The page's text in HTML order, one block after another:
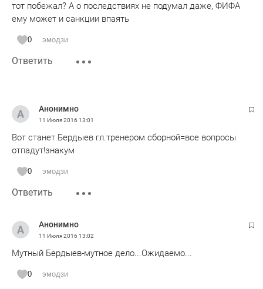
тот побежал? А о последствиях не подумал даже, ФИФА
ему может и санкции впаять
0 эмодзи
Ответить
Анонимно
11 Июля 2016 13:01
Вот станет Бердыев гл.тренером сборной=все вопросы
отпадут!знакум
0 эмодзи
Ответить
Анонимно
11 Июля 2016 13:02
Мутный Бердыев-мутное дело...Ожидаемо...
0 эмодзи